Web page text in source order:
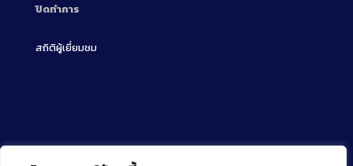
ปิดทำการ
สถิติผู้เยี่ยมชม